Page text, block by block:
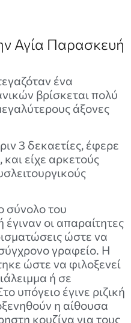
Αγία Παρασκευή
ένα
βρίσκεται πολύ
άξονες
3 δεκαετίες, έφερε
είχε αρκετούς
σύνολο του
οι απαραίτητες
ώστε να
γραφείο. Η
ώστε να φιλοξενεί
ή σε
υπόγειο έγινε ριζική
η αίθουσα
κουζίνα για τους